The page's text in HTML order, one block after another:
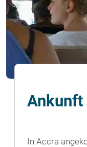
Ankunft
In Accra